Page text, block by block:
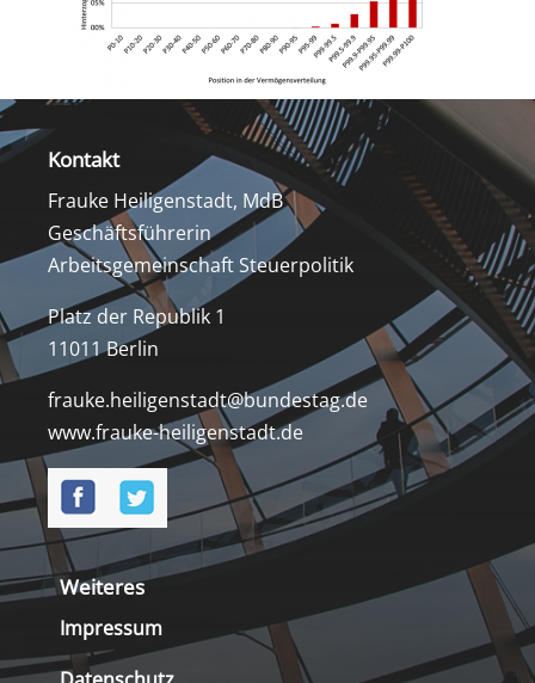
Kontakt
Frauke Heiligenstadt, MdB
Geschäftsführerin
Arbeitsgemeinschaft Steuerpolitik
Platz der Republik 1
11011 Berlin
frauke.heiligenstadt@bundestag.de
www.frauke-heiligenstadt.de
Weiteres
Impressum